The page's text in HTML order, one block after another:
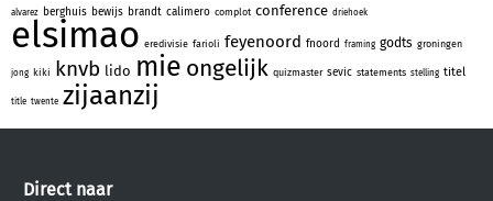
alvarez berghuis bewijs brandt calimero complot conference driehoek
elsimao eredivisie farioli feyenoord fnoord framing godts groningen
jong kiki knvb lido mie ongelijk quizmaster sevic statements stelling titel
title twente zijaanzij
Direct naar